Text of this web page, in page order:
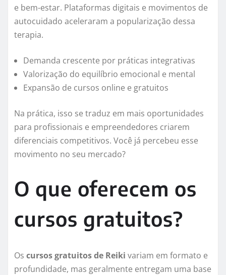
e bem-estar. Plataformas digitais e movimentos de
autocuidado aceleraram a popularização dessa
terapia.
Demanda crescente por práticas integrativas
Valorização do equilíbrio emocional e mental
Expansão de cursos online e gratuitos
Na prática, isso se traduz em mais oportunidades
para profissionais e empreendedores criarem
diferenciais competitivos. Você já percebeu esse
movimento no seu mercado?
O que oferecem os
cursos gratuitos?
Os cursos gratuitos de Reiki variam em formato e
profundidade, mas geralmente entregam uma base